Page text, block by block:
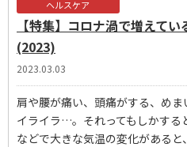
ヘルスケア
【特集】コロナ渦で増えて
(2023)
2023.03.03
肩や腰が痛い、頭痛がする、めま
イライラ…。それってもしかする
などで大きな気温の変化がある